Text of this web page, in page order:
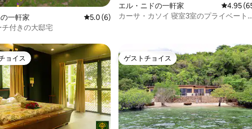
4.81つ星の平均評価
一軒家 レビュー6件、5つ星中5.0つ星の平均評価
5.0 (6)
付きの大邸宅
エル・ニドの一軒家 レビュー
4.95
カーサ・カソイ 寝室3室のプライベートプ
ョイス
ョイス ゲストチョイス
ゲストチョイス